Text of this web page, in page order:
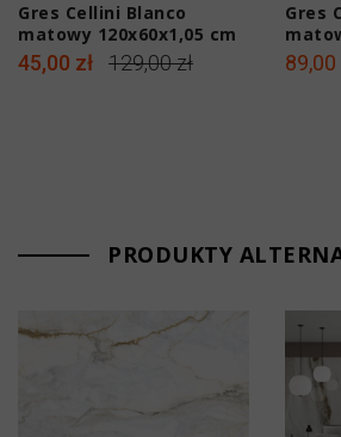
Gres Cellini Blanco
matowy 120x60x1,05 cm
45,00 zł 129,00 zł
Gres
89,00
PRODUKTY